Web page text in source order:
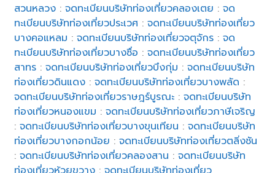
สวนหลวง :จดทะเบียนบริษัทท่องเที่ยวคลองเตย :จด
ทะเบียนบริษัทท่องเที่ยวประเวศ :จดทะเบียนบริษัทท่องเที่ยว
บางคอแหลม :จดทะเบียนบริษัทท่องเที่ยวจตุจักร :จด
ทะเบียนบริษัทท่องเที่ยวบางซื่อ :จดทะเบียนบริษัทท่องเที่ยว
สาทร :จดทะเบียนบริษัทท่องเที่ยวบึงกุ่ม :จดทะเบียนบริษัท
ท่องเที่ยวดินแดง :จดทะเบียนบริษัทท่องเที่ยวบางพลัด :
จดทะเบียนบริษัทท่องเที่ยวราษฎร์บูรณะ :จดทะเบียนบริษัท
ท่องเที่ยวหนองแขม :จดทะเบียนบริษัทท่องเที่ยวภาษีเจริญ
:จดทะเบียนบริษัทท่องเที่ยวบางขุนเทียน :จดทะเบียนบริษัท
ท่องเที่ยวบางกอกน้อย :จดทะเบียนบริษัทท่องเที่ยวตลิ่งชัน
:จดทะเบียนบริษัทท่องเที่ยวคลองสาน :จดทะเบียนบริษัท